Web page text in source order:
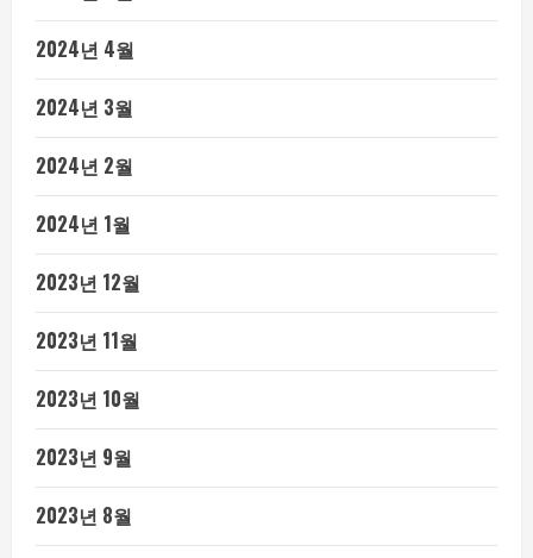
2024년 4월
2024년 3월
2024년 2월
2024년 1월
2023년 12월
2023년 11월
2023년 10월
2023년 9월
2023년 8월